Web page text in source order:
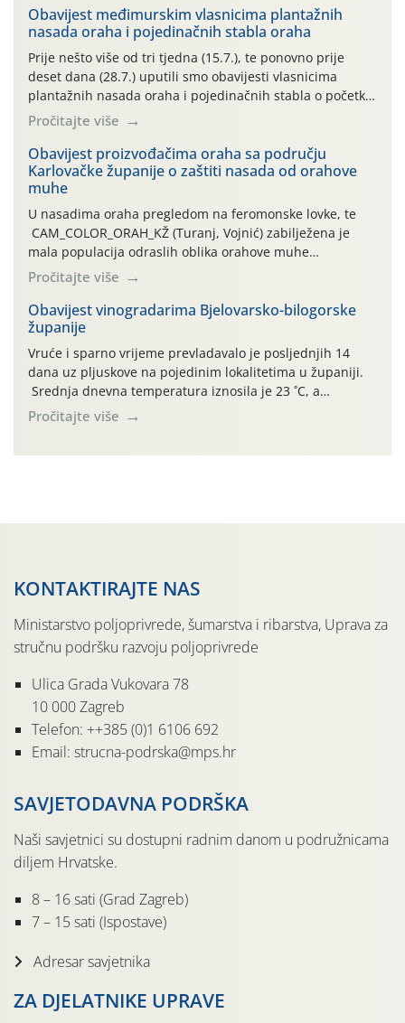
Obavijest međimurskim vlasnicima plantažnih
nasada oraha i pojedinačnih stabla oraha
Prije nešto više od tri tjedna (15.7.), te ponovno prije
deset dana (28.7.) uputili smo obavijesti vlasnicima
plantažnih nasada oraha i pojedinačnih stabla o početku
leta i ovogodišnjoj potrebi usmjerenog suzbijanja
orahove muhe (Rhagoletis completa)! Već dvanaest dana
traje drugi ovogodišnji “toplinski udar”, koji naročito
izražen zadnja šest dana (31.7.-05.8.), jer najviše
temperature zraka svakodnevno […]
Pročitajte više
Obavijest proizvođačima oraha sa području
Karlovačke županije o zaštiti nasada od orahove
muhe
U nasadima oraha pregledom na feromonske lovke, te
CAM_COLOR_ORAH_KŽ (Turanj, Vojnić) zabilježena je
mala populacija odraslih oblika orahove muhe
(Rhagoletis completa). Niska brojnost može se objasniti
činjenicom da je riječ o mladim nasadima s vrlo malim
urodom, što je povezano i s manjim brojem prezimjelih
jedinki. U starijim nasadima, na žutim ljepljivim Rebell
pločama s […]
Pročitajte više
Obavijest vinogradarima Bjelovarsko-bilogorske
županije
Vruće i sparno vrijeme prevladavalo je posljednjih 14
dana uz pljuskove na pojedinim lokalitetima u županiji.
Srednja dnevna temperatura iznosila je 23 ˚C, a
maksimalne su posljednjih dana dosezale do 35 ˚C.
Simptome plamenjače vinove loze (Plasmoparas
Pročitajte više
KONTAKTIRAJTE NAS
Ministarstvo poljoprivrede, šumarstva i ribarstva, Uprava za
stručnu podršku razvoju poljoprivrede
Ulica Grada Vukovara 78
10 000 Zagreb
Telefon: ++385 (0)1 6106 692
Email: strucna-podrska@mps.hr
SAVJETODAVNA PODRŠKA
Naši savjetnici su dostupni radnim danom u podružnicama
diljem Hrvatske.
8 – 16 sati (Grad Zagreb)
7 – 15 sati (Ispostave)
Adresar savjetnika
ZA DJELATNIKE UPRAVE